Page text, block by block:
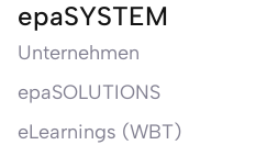
epaSYSTEM
Unternehmen
epaSOLUTIONS
eLearnings (WBT)